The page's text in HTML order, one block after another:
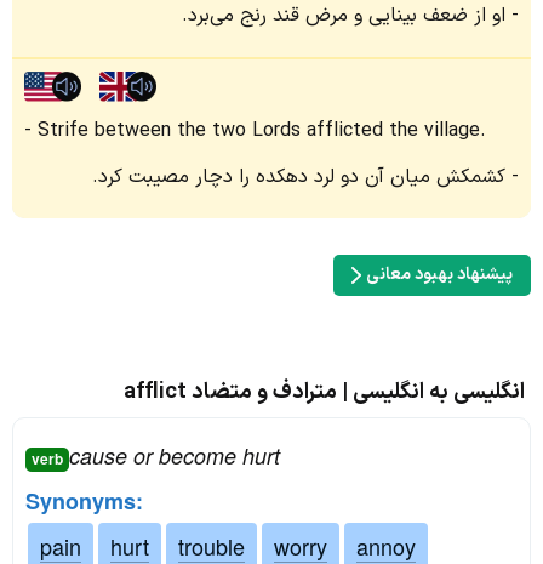
او از ضعف بینایی و مرض قند رنج می‌برد.
Strife between the two Lords afflicted the village.
کشمکش میان آن دو لرد دهکده را دچار مصیبت کرد.
پیشنهاد بهبود معانی
انگلیسی به انگلیسی | مترادف و متضاد afflict
verb cause or become hurt
Synonyms:
pain
hurt trouble worry
annoy